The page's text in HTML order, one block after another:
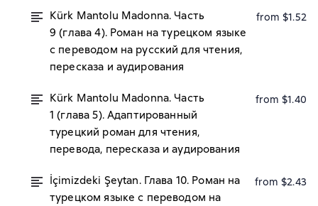
Kürk Mantolu Madonna. Часть
9 (глава 4). Роман на турецком языке
с переводом на русский для чтения,
пересказа и аудирования
from $1.52
Kürk Mantolu Madonna. Часть
1 (глава 5). Адаптированный
турецкий роман для чтения,
перевода, пересказа и аудирования
from $1.40
İçimizdeki Şeytan. Глава 10. Роман на
турецком языке с переводом на
from $2.43